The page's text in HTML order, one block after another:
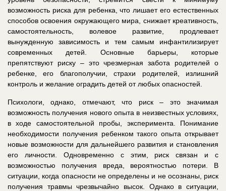
возможность риска для ребенка, что лишает его естественных
способов освоения окружающего мира, снижает креативность,
самостоятельность, волевое развитие, продлевает
вынужденную зависимость и тем самым инфантилизирует
современных детей. Основные барьеры, которые
препятствуют риску – это чрезмерная забота родителей о
ребенке, его благополучии, страхи родителей, излишний
контроль и желание оградить детей от любых опасностей.
Психологи, однако, отмечают, что риск – это значимая
возможность получения нового опыта в неизвестных условиях,
в ходе самостоятельной пробы, эксперимента. Понимание
необходимости получения ребенком такого опыта открывает
новые возможности для дальнейшего развития и становления
его личности. Одновременно с этим, риск связан и с
возможностью получения вреда, вероятностью потери. В
ситуации, когда опасности не определены и не осознаны, риск
получения травмы чрезвычайно высок. Однако в ситуации,